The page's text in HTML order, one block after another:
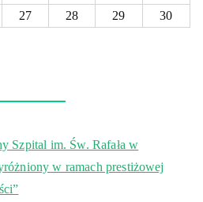
27 28 29 30
Szpital im. Św. Rafała w
w ramach prestiżowej